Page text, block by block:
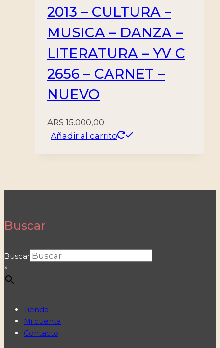
2013 – CULTURA –
MUSICA – DANZA –
LITERATURA – YV C
2656 – CARNET –
NUEVO
ARS 15.000,00
Añadir al carrito
Buscar
Buscar
×
Tienda
Mi cuenta
Contacto